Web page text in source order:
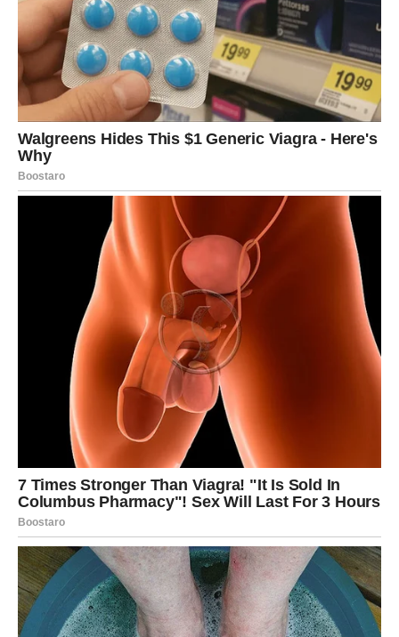
Poruka perioda:Jasnoća dolazi kada prestaneš da žuriš
sa zaključcima.
RAK
Za Raka, zadnji dani januara su emotivno intenzivni, ali i
lekoviti. Ovo je period kada se osvrćeš na prošlost, ali ne
sa tugom, već sa razumevanjem. Mnoge stare rane sada
dobijaju smisao, a ti shvataš koliko si se promenio i
U ljubavi, ako si u vezi, ovi dani donose potrebu za
bliskošću i sigurnošću. Razgovori su tihi, ali duboki.
Slobodni Rakovi mogu osetiti nostalgiju za bivšom
ljubavlju, ali sada sa jasnoćom – znaš da li je to zatvaranje
kruga ili znak da ideš dalje.
Porodica i dom dolaze u prvi plan. Januar se završava
potrebom da se emotivno „središ“ i pripremiš za novi
ciklus.
Poruka perioda:
LAV
Zadnji dani januara donose Lavovima preispitivanje lične